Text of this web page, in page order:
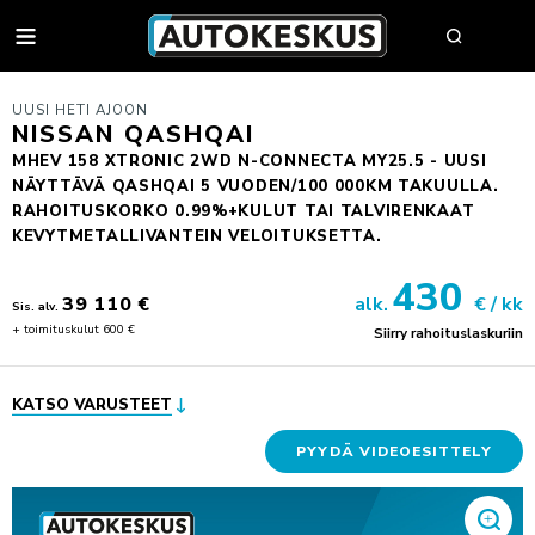
AUTOHAKU
MYY AUTOSI
AUTOHAKU
VAIHTOAUTON OSTAJAN OPAS
AUTOKESKUS TURVA -PALVELUPAKETTI
AUTOJEN SISÄÄNOSTO
UUDET AUTOT
FORD
MITSUBISHI
JULKISET HANKINNAT
AUTOPÄÄTTÄJÄLLE
TYÖSUHDEAUTOILIJALLE
HUOLTO & RENKAAT
KOLARIKORJAUS & TUULILASIT
UUSI HETI AJOON
NISSAN QASHQAI
MHEV 158 XTRONIC 2WD N-CONNECTA MY25.5 - UUSI
NÄYTTÄVÄ QASHQAI 5 VUODEN/100 000KM TAKUULLA.
RAHOITUSKORKO 0.99%+KULUT TAI TALVIRENKAAT
KEVYTMETALLIVANTEIN VELOITUKSETTA.
Sis. alv. 39 110 €
+ toimituskulut 600 €
alk. 430 € / kk
Siirry rahoituslaskuriin
KATSO VARUSTEET
PYYDÄ VIDEOESITTELY